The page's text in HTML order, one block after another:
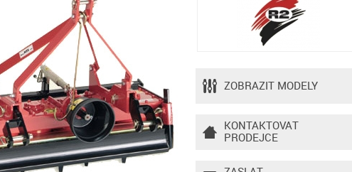
ZOBRAZIT MODELY
KONTAKTOVAT
PRODEJCE